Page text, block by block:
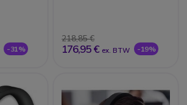
-31%
218,85 €
176,95 € ex. BTW -19%